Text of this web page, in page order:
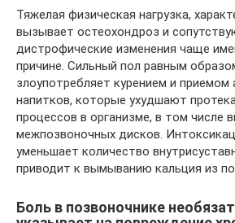
Тяжелая физическая нагрузка,
вызывает остеохондроз и
дистрофические изменения чаще
причине. Сильный пол равным
злоупотребляет курением и приемом
напитков, которые ухудшают
процессов в организме, в том числе
межпозвоночных дисков.
уменьшает количество
приводит к вымыванию кальция из
Боль в позвоночнике